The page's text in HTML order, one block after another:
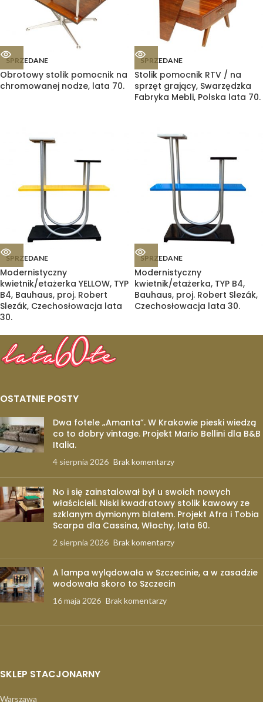
SPRZEDANE
Obrotowy stolik pomocnik na
chromowanej nodze, lata 70.
SPRZEDANE
Stolik pomocnik RTV / na
sprzęt grający, Swarzędzka
Fabryka Mebli, Polska lata 70.
SPRZEDANE
Modernistyczny
kwietnik/etażerka YELLOW, TYP
B4, Bauhaus, proj. Robert
Slezák, Czechosłowacja lata
30.
SPRZEDANE
Modernistyczny
kwietnik/etażerka, TYP B4,
Bauhaus, proj. Robert Slezák,
Czechosłowacja lata 30.
OSTATNIE POSTY
Dwa fotele „Amanta”. W Krakowie pieski wiedzą
co to dobry vintage. Projekt Mario Bellini dla B&B
Italia.
4 sierpnia 2026 Brak komentarzy
No i się zainstalował był u swoich nowych
właścicieli. Niski kwadratowy stolik kawowy ze
szklanym dymionym blatem. Projekt Afra i Tobia
Scarpa dla Cassina, Włochy, lata 60.
2 sierpnia 2026 Brak komentarzy
A lampa wylądowała w Szczecinie, a w zasadzie
wodowała skoro to Szczecin
16 maja 2026 Brak komentarzy
SKLEP STACJONARNY
Warszawa